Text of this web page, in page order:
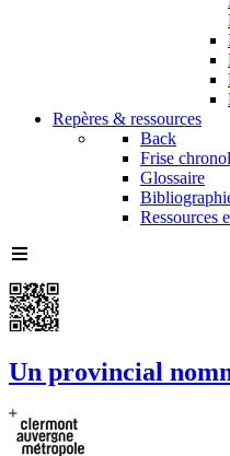
Repères & ressources
Back
Frise
Glossaire
Ressources
Un provincial